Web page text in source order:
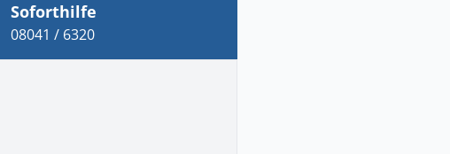
Soforthilfe
08041 / 6320